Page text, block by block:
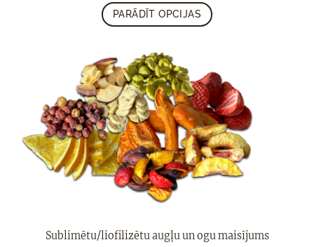
PARĀDĪT OPCIJAS
Sublimētu/liofilizētu augļu un ogu maisījums